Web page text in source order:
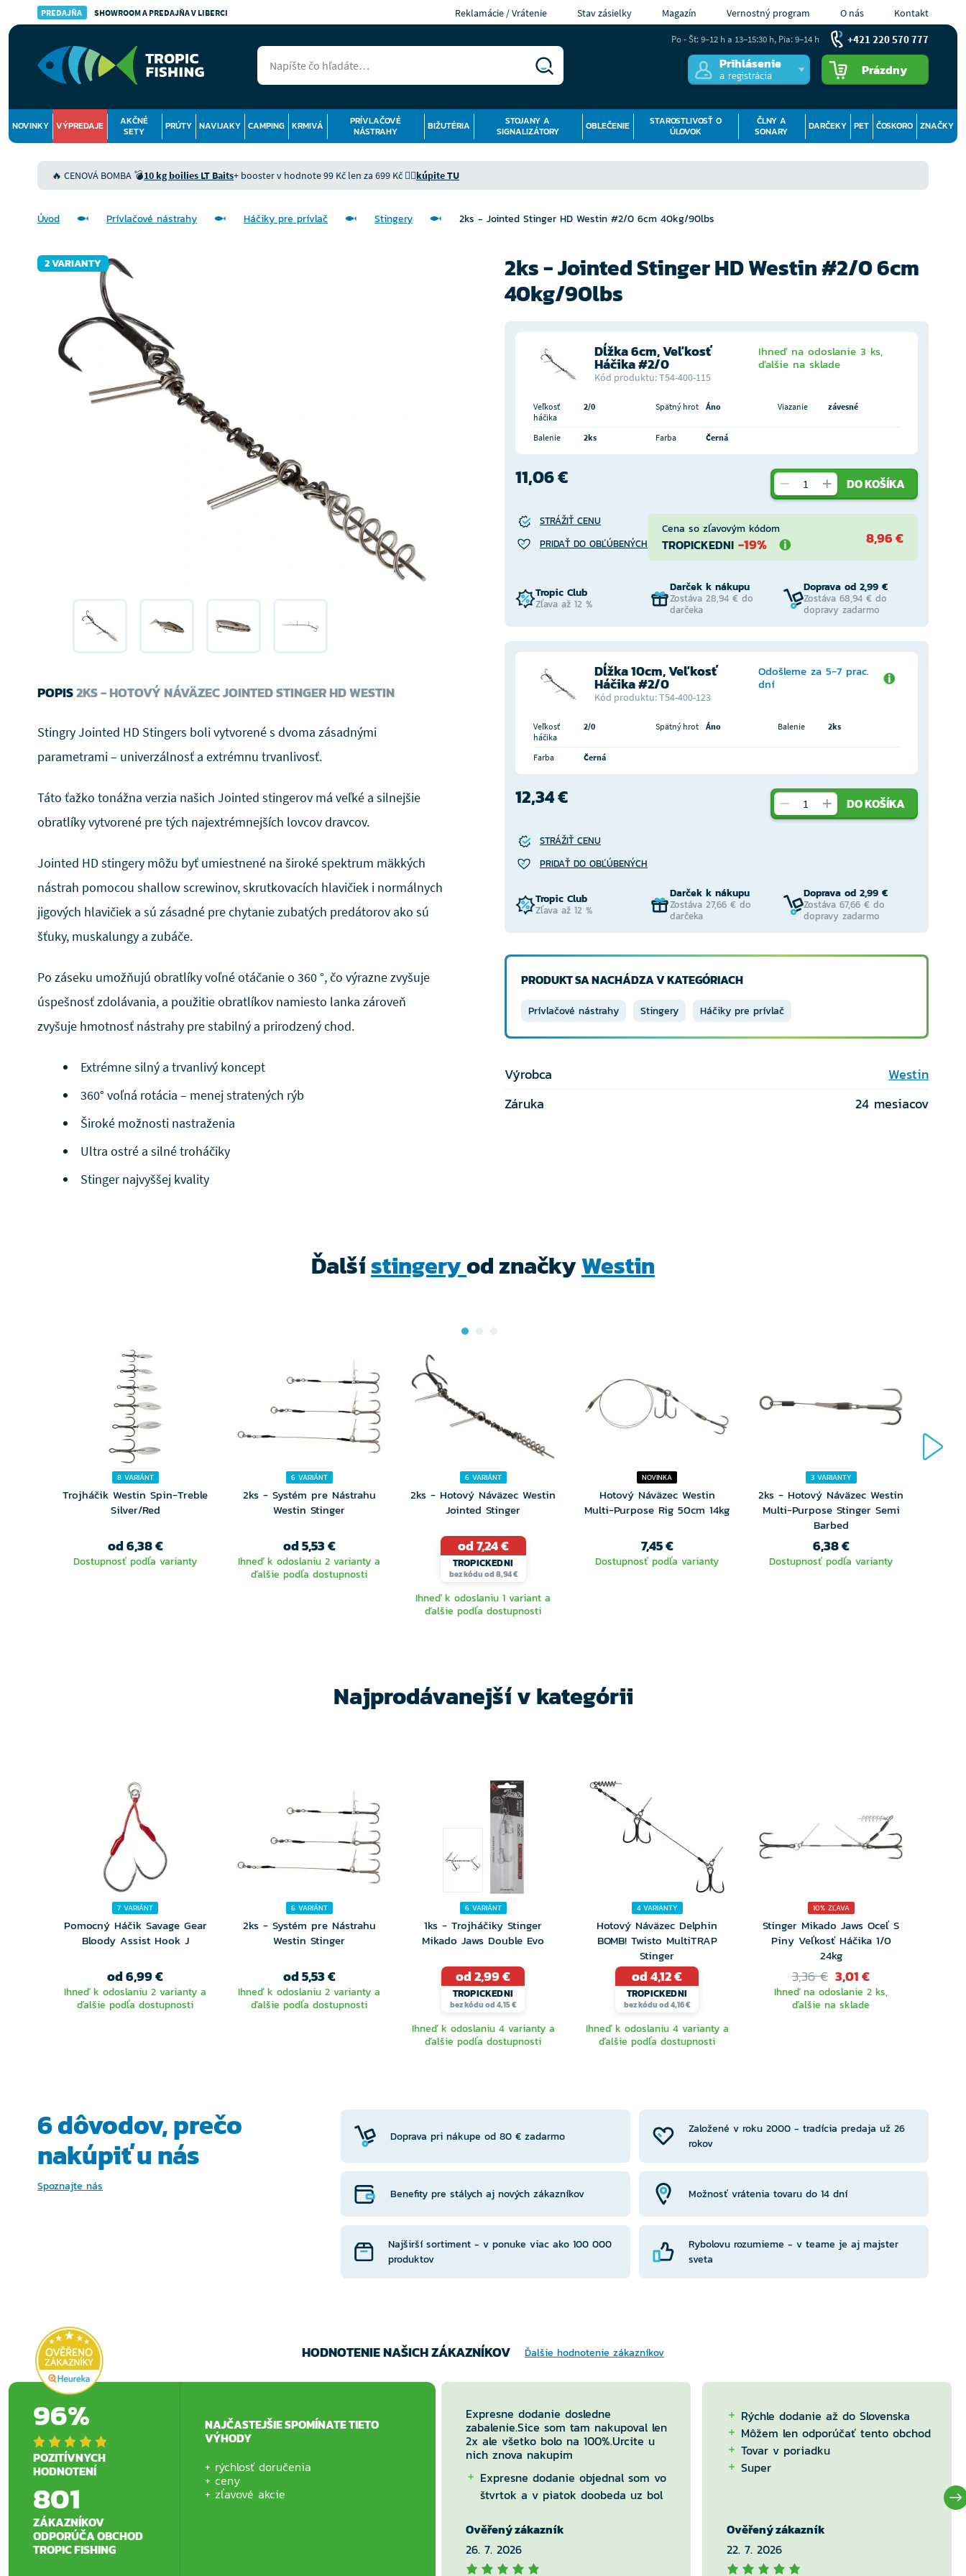
PREDAJŇA SHOWROOM A PREDAJŇA V LIBERCI Reklamácie / Vrátenie Stav zásielky Magazín Vernostný program O nás Kontakt
Prihlásenie
a registrácia Prázdny
NOVINKY VÝPREDAJE
AKČNÉ
SETY
PRÚTY NAVIJAKY CAMPING KRMIVÁ
PRÍVLAČOVÉ
NÁSTRAHY
BIŽUTÉRIA
STOJANY A
SIGNALIZÁTORY
OBLEČENIE
STAROSTLIVOSŤ O
ÚLOVOK
ČLNY A
SONARY
DARČEKY PET ČOSKORO ZNAČKY
Po - Št: 9–12 h a 13–15:30 h, Pia: 9–14 h +421 220 570 777
🔥 CENOVÁ BOMBA 💣10 kg boilies LT Baits+ booster v hodnote 99 Kč len za 699 Kč 👉🏻kúpite TU
Úvod Prívlačové nástrahy Háčiky pre prívlač Stingery 2ks - Jointed Stinger HD Westin #2/0 6cm 40kg/90lbs
2 VARIANTY
POPIS2KS - HOTOVÝ NÁVÄZEC JOINTED STINGER HD WESTIN
Stingry Jointed HD Stingers boli vytvorené s dvoma zásadnými
parametrami – univerzálnosť a extrémnu trvanlivosť.
Táto ťažko tonážna verzia našich Jointed stingerov má veľké a silnejšie
obratlíky vytvorené pre tých najextrémnejších lovcov dravcov.
Jointed HD stingery môžu byť umiestnené na široké spektrum mäkkých
nástrah pomocou shallow screwinov, skrutkovacích hlavičiek i normálnych
jigových hlavičiek a sú zásadné pre chytanie zubatých predátorov ako sú
šťuky, muskalungy a zubáče.
Po záseku umožňujú obratlíky voľné otáčanie o 360 °, čo výrazne zvyšuje
úspešnosť zdolávania, a použitie obratlíkov namiesto lanka zároveň
zvyšuje hmotnosť nástrahy pre stabilný a prirodzený chod.
Extrémne silný a trvanlivý koncept
360° voľná rotácia – menej stratených rýb
Široké možnosti nastraženia
Ultra ostré a silné troháčiky
Stinger najvyššej kvality
2ks - Jointed Stinger HD Westin #2/0 6cm
40kg/90lbs
Dĺžka 6cm, Veľkosť
Háčika #2/0
Kód produktu: T54-400-115
Ihneď na odoslanie 3 ks,
ďalšie na sklade
Veľkosť
háčika
2/0 Spätný hrot Áno Viazanie závesné
Balenie 2ks Farba Černá
11,06 € DO KOŠÍKA
STRÁŽIŤ CENU
PRIDAŤ DO OBĽÚBENÝCH
Cena so zľavovým kódom
TROPICKEDNI -19% 8,96 €
Tropic Club
Zľava až 12 %
Darček k nákupu
Zostáva 28,94 € do
darčeka
Doprava od 2,99 €
Zostáva 68,94 € do
dopravy zadarmo
Dĺžka 10cm, Veľkosť
Háčika #2/0
Kód produktu: T54-400-123
Odošleme za 5-7 prac.
dní
Veľkosť
háčika
2/0 Spätný hrot Áno Balenie 2ks
Farba Černá
12,34 € DO KOŠÍKA
STRÁŽIŤ CENU
PRIDAŤ DO OBĽÚBENÝCH
Tropic Club
Zľava až 12 %
Darček k nákupu
Zostáva 27,66 € do
darčeka
Doprava od 2,99 €
Zostáva 67,66 € do
dopravy zadarmo
PRODUKT SA NACHÁDZA V KATEGÓRIACH
Prívlačové nástrahy Stingery Háčiky pre prívlač
Výrobca
Westin
Záruka
24 mesiacov
Ďalšístingeryod značkyWestin
8 VARIÁNT
Trojháčik Westin Spin-Treble
Silver/Red
od 6,38 €
Dostupnosť podľa varianty
6 VARIÁNT
2ks - Systém pre Nástrahu
Westin Stinger
od 5,53 €
Ihneď k odoslaniu 2 varianty a
ďalšie podľa dostupnosti
6 VARIÁNT
2ks - Hotový Náväzec Westin
Jointed Stinger
od 7,24 €
TROPICKEDNI
bez kódu od 8,94 €
Ihneď k odoslaniu 1 variant a
ďalšie podľa dostupnosti
NOVINKA
Hotový Náväzec Westin
Multi-Purpose Rig 50cm 14kg
7,45 €
Dostupnosť podľa varianty
3 VARIANTY
2ks - Hotový Náväzec Westin
Multi-Purpose Stinger Semi
Barbed
6,38 €
Dostupnosť podľa varianty
Najprodávanejší v kategórii
7 VARIÁNT
Pomocný Háčik Savage Gear
Bloody Assist Hook J
od 6,99 €
Ihneď k odoslaniu 2 varianty a
ďalšie podľa dostupnosti
6 VARIÁNT
2ks - Systém pre Nástrahu
Westin Stinger
od 5,53 €
Ihneď k odoslaniu 2 varianty a
ďalšie podľa dostupnosti
6 VARIÁNT
1ks - Trojháčiky Stinger
Mikado Jaws Double Evo
od 2,99 €
TROPICKEDNI
bez kódu od 4,15 €
Ihneď k odoslaniu 4 varianty a
ďalšie podľa dostupnosti
4 VARIANTY
Hotový Náväzec Delphin
BOMB! Twisto MultiTRAP
Stinger
od 4,12 €
TROPICKEDNI
bez kódu od 4,16 €
Ihneď k odoslaniu 4 varianty a
ďalšie podľa dostupnosti
10% ZĽAVA
Stinger Mikado Jaws Oceľ S
Piny Veľkosť Háčika 1/0
24kg
3,36 € 3,01 €
Ihneď na odoslanie 2 ks,
ďalšie na sklade
6 dôvodov, prečo
nakúpiť u nás
Spoznajte nás
Doprava pri nákupe od 80 € zadarmo
Založené v roku 2000 - tradícia predaja už 26
rokov
Benefity pre stálych aj nových zákazníkov Možnosť vrátenia tovaru do 14 dní
Najširší sortiment - v ponuke viac ako 100 000
produktov
Rybolovu rozumieme - v teame je aj majster
sveta
HODNOTENIE NAŠICH ZÁKAZNÍKOV Ďalšie hodnotenie zákazníkov
96%
POZITÍVNYCH
HODNOTENÍ
801
ZÁKAZNÍKOV
ODPORÚČA OBCHOD
TROPIC FISHING
NAJČASTEJŠIE SPOMÍNATE TIETO
VÝHODY
rýchlosť doručenia
ceny
zľavové akcie
Expresne dodanie dosledne
zabalenie.Sice som tam nakupoval len
2x ale všetko bolo na 100%.Urcite u
nich znova nakupim
Expresne dodanie objednal som vo
štvrtok a v piatok doobeda uz bol
Nic
Ověřený zákazník
26. 7. 2026
Rýchle dodanie až do Slovenska
Môžem len odporúčať tento obchod
Tovar v poriadku
Super
Ověřený zákazník
22. 7. 2026